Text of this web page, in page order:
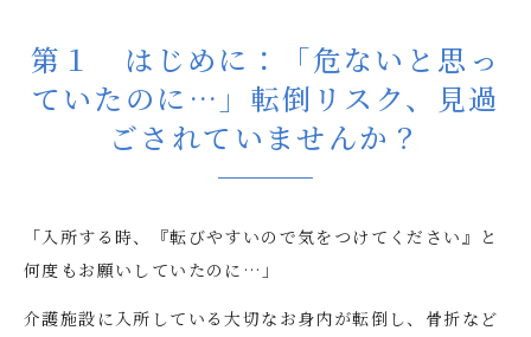
第１ はじめに：「危ないと思っ
ていたのに…」転倒リスク、見過
ごされていませんか？
「入所する時、『転びやすいので気をつけてください』と
何度もお願いしていたのに…」
介護施設に入所している大切なお身内が転倒し、骨折など